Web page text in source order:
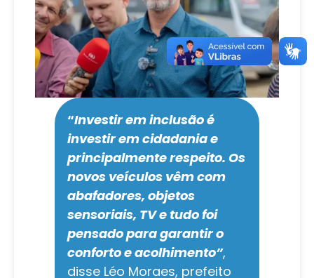
“Investir em inclusão é
investir em cidadania e
principalmente respeito. Os
novos veículos vêm com
abafadores, objetos
sensoriais, TV e tudo foi
pensado para garantir o
conforto e acolhimento”,
disse Léo Moraes, prefeito